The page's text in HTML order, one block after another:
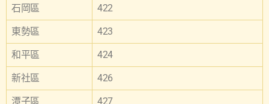
石岡區 422
東勢區 423
和平區 424
新社區 426
潭子區 427